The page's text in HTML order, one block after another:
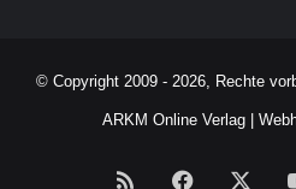
© Copyright 2009 - 2026, Rechte
ARKM Online Verlag
RSS Facebook